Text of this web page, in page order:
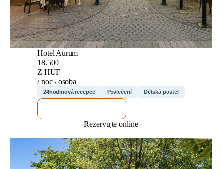
Hotel Aurum
18.500
Z HUF
/ noc / osoba
24hodinová recepce Povlečení Dětská postel
Rezervujte online